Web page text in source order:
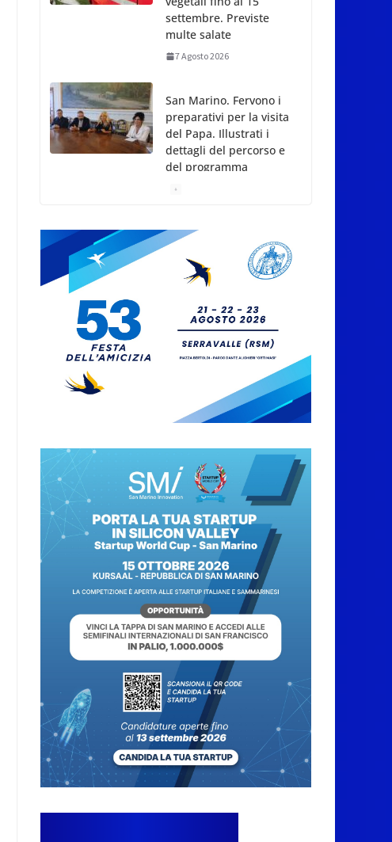
del programma
7 Agosto 2026
Cup: la seconda
edizione del torneo al
via il 18 agosto
7 Agosto 2026
Drita esce alla distanza
sole mercoledì 12,
verso l’ora del
tramonto. I luoghi del
territorio dove si potrà
7 Agosto 2026
San Marino, stop agli
abbruciamenti di
residui agricoli e
vegetali fino al 15
settembre. Previste
multe salate
7 Agosto 2026